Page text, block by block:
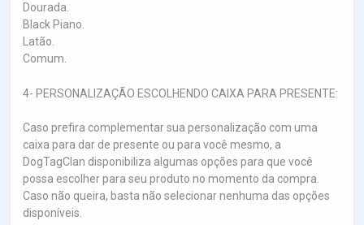
Dourada.
Black Piano.
Latão.
Comum.
4- PERSONALIZAÇÃO ESCOLHENDO CAIXA PARA PRESENTE:
Caso prefira complementar sua personalização com uma
caixa para dar de presente ou para você mesmo, a
DogTagClan disponibiliza algumas opções para que você
possa escolher para seu produto no momento da compra.
Caso não queira, basta não selecionar nenhuma das opções
disponíveis.